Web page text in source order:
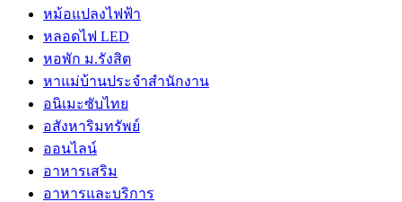
หม้อแปลงไฟฟ้า
หลอดไฟ LED
หอพัก ม.รังสิต
หาแม่บ้านประจำสำนักงาน
อนิเมะซับไทย
อสังหาริมทรัพย์
ออนไลน์
อาหารเสริม
อาหารและบริการ